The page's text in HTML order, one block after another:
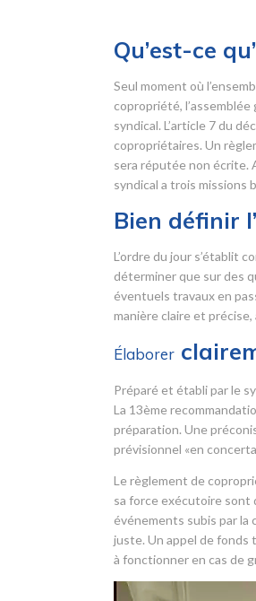
Qu’est-ce
Seul moment où
copropriété,
syndical. L’article 7 du
copropriétaires. Un
sera réputée non écrite.
syndical a trois missions
Bien définir
L’ordre du jour s’établit
déterminer que sur des
éventuels travaux en
manière claire et
Élaborer
Préparé et établi par le
La 13ème
préparation. Une
prévisionnel «en
Le règlement de
sa force exécutoire sont
événements subis par la
juste. Un appel de fonds
à fonctionner en cas de